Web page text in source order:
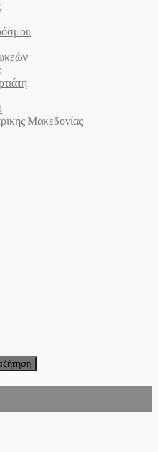
Μακεδονίας